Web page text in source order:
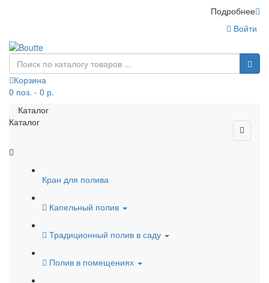
Подробнее
Войти
Корзина
0 поз. - 0 р.
Каталог
Каталог
Кран для полива
Капельный полив
Традиционный полив в саду
Полив в помещениях